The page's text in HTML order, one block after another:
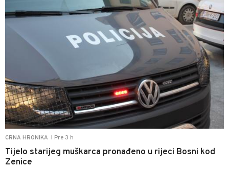
CRNA HRONIKA Pre 3 h
Tijelo starijeg muškarca pronađeno u rijeci Bosni kod
Zenice